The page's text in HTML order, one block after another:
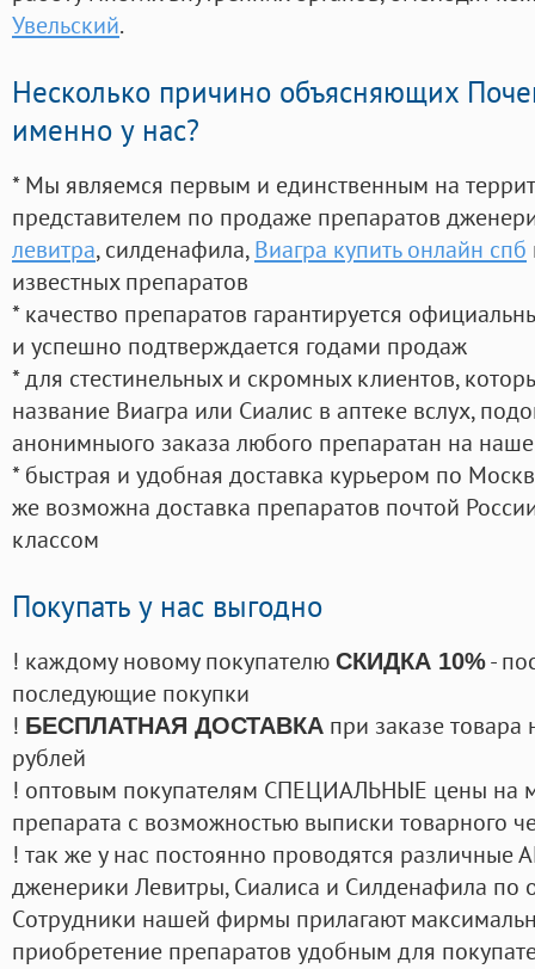
Увельский.
Несколько причино объясняющих
именно у нас?
* Мы являемся первым и единственным на
представителем по продаже препаратов
левитра, силденафила, Виагра купить онлайн спб
известных препаратов
* качество препаратов гарантируется
и успешно подтверждается годами продаж
* для стестинельных и скромных клиентов,
название Виагра или Сиалис в аптеке вслух,
анонимныого заказа любого препаратан на
* быстрая и удобная доставка курьером по
же возможна доставка препаратов почтой
классом
Покупать у нас выгодно
! каждому новому покупателю СКИДКА 10%-
последующие покупки
! БЕСПЛАТНАЯ ДОСТАВКА при заказе
рублей
! оптовым покупателям СПЕЦИАЛЬНЫЕ цены на
препарата с возможностью выписки товарного
! так же у нас постоянно проводятся
дженерики Левитры, Сиалиса и Силденафила по
Cотрудники нашей фирмы прилагают
приобретение препаратов удобным для